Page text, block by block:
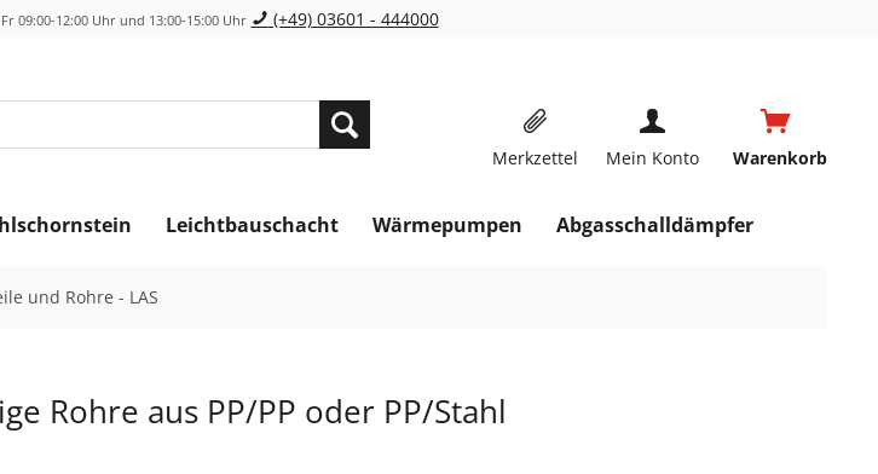
09:00-12:00 Uhr und 13:00-15:00 Uhr (+49) 03601 - 444000
Merkzettel Mein Konto Warenkorb
Leichtbauschacht Wärmepumpen Abgasschalldämpfer
und Rohre - LAS
Rohre aus PP/PP oder PP/Stahl